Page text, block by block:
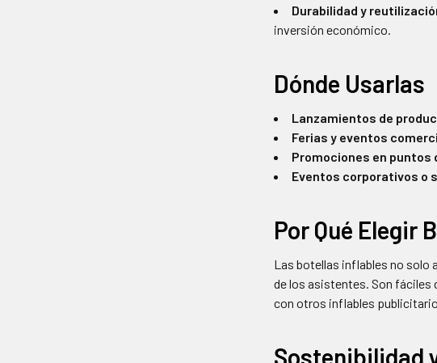
Durabilidad y
inversión económico.
Dónde Usarlas
Lanzamientos de
Ferias y eventos
Promociones en puntos
Eventos corporativos o
Por Qué Elegir
Las botellas inflables no solo
de los asistentes. Son fáciles
con otros inflables
Sostenibilidad